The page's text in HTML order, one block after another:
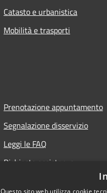
Catasto e urbanistica
Mobilità e trasporti
Prenotazione appuntamento
Segnalazione disservizio
Leggi le FAQ
Richiesta assistenza
Questo sito web utilizza cookie